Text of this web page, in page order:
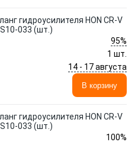
гидроусилителя HON CR-V
S10-033 (шт.)
95%
1 шт.
14 - 17 августа
В корзину
гидроусилителя HON CR-V
S10-033 (шт.)
100%